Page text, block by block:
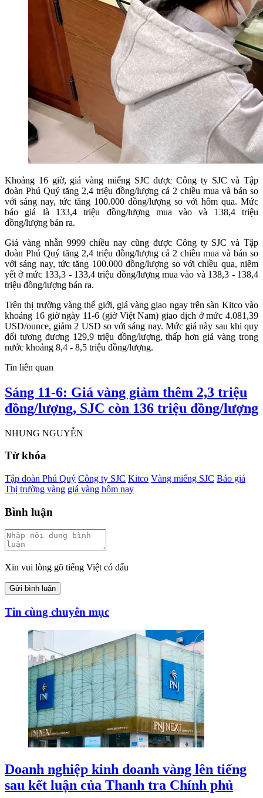
Khoảng 16 giờ, giá vàng miếng SJC được Công ty SJC và Tập
đoàn Phú Quý tăng 2,4 triệu đồng/lượng cả 2 chiều mua và bán so
với sáng nay, tức tăng 100.000 đồng/lượng so với hôm qua. Mức
báo giá là 133,4 triệu đồng/lượng mua vào và 138,4 triệu
đồng/lượng bán ra.
Giá vàng nhẫn 9999 chiều nay cũng được Công ty SJC và Tập
đoàn Phú Quý tăng 2,4 triệu đồng/lượng cả 2 chiều mua và bán so
với sáng nay, tức tăng 100.000 đồng/lượng so với chiều qua, niêm
yết ở mức 133,3 - 133,4 triệu đồng/lượng mua vào và 138,3 - 138,4
triệu đồng/lượng bán ra.
Trên thị trường vàng thế giới, giá vàng giao ngay trên sàn Kitco vào
khoảng 16 giờ ngày 11-6 (giờ Việt Nam) giao dịch ở mức 4.081,39
USD/ounce, giảm 2 USD so với sáng nay. Mức giá này sau khi quy
đổi tương đương 129,9 triệu đồng/lượng, thấp hơn giá vàng trong
nước khoảng 8,4 - 8,5 triệu đồng/lượng.
Tin liên quan
Sáng 11-6: Giá vàng giảm thêm 2,3 triệu
đồng/lượng, SJC còn 136 triệu đồng/lượng
NHUNG NGUYỄN
Từ khóa
Tập đoàn Phú Quý Công ty SJC Kitco Vàng miếng SJC Báo giá
Thị trường vàng giá vàng hôm nay
Bình luận
Xin vui lòng gõ tiếng Việt có dấu
Gửi bình luận
Tin cùng chuyên mục
Doanh nghiệp kinh doanh vàng lên tiếng
sau kết luận của Thanh tra Chính phủ